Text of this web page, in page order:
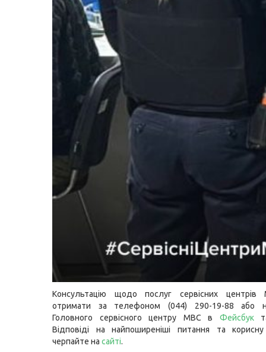
Консультацію щодо послуг сервісних
отримати за телефоном (044) 290-19-88 або
Головного сервісного центру МВС в Фейсбук
Відповіді на найпоширеніші питання та
черпайте на сайті.